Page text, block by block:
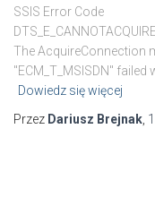
SSIS Error Code
The AcquireConnection
"ECM_T_MSISDN"
Dowiedz się więcej
Przez Dariusz Brejnak